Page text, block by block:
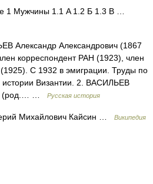
1 Мужчины 1.1 A 1.2 Б 1.3 В …
Александр Александрович (1867
корреспондент РАН (1923), член
С 1932 в эмиграции. Труды по
истории Византии. 2. ВАСИЛЬЕВ
(род.… …
Русская история
Михайлович Кайсин … Википедия